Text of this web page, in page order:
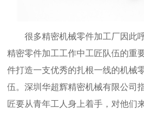
很多精密机械零件加工厂因此
精密零件加工工作中工匠队伍的重
件打造一支优秀的扎根一线的机械
伍。深圳华超辉精密机械有限公司
匠要从青年工人身上着手，对他们